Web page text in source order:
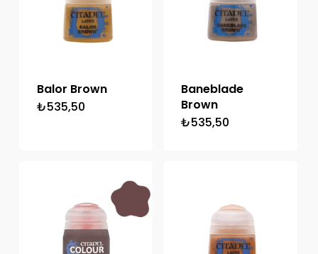
Balor Brown
₺535,50
Baneblade
Brown
₺535,50